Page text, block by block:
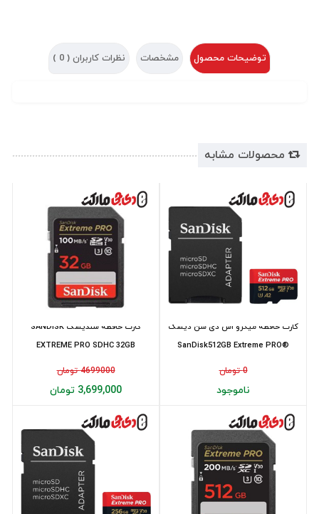
توضیحات محصول مشخصات نظرات کاربران ( 0
)
محصولات مشابه
کارت حافظه سندیسک SANDISK
EXTREME PRO SDHC 32GB
100MB/s
4699000 تومان
3,699,000 تومان
کارت حافظه میکرو اس دی سن دیسک
SanDisk512GB Extreme PRO®
microSD 200...
0 تومان
ناموجود